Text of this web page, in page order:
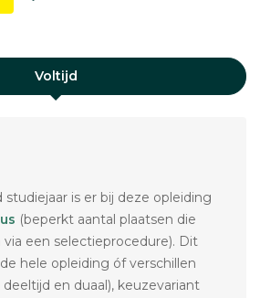
Voltijd
is er bij deze opleiding
(beperkt aantal plaatsen die
een selectieprocedure). Dit
hele opleiding óf verschillen
en duaal), keuzevariant